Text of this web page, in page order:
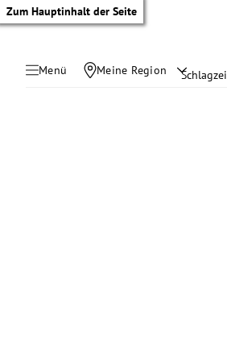
Zum Hauptinhalt der Seite
Menü Meine Region